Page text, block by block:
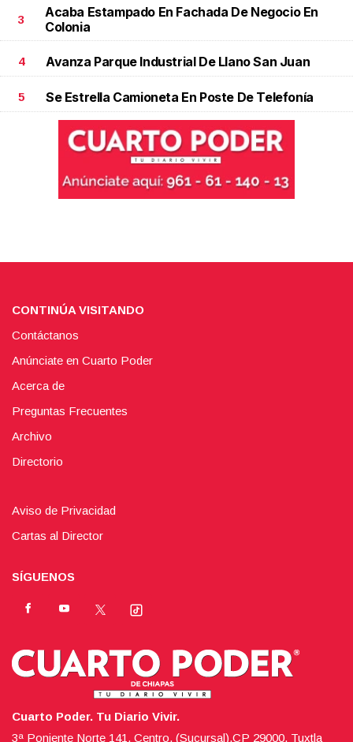
3
Acaba Estampado En Fachada De Negocio En
Colonia
4 Avanza Parque Industrial De Llano San Juan
5 Se Estrella Camioneta En Poste De Telefonía
CONTINÚA VISITANDO
Contáctanos
Anúnciate en Cuarto Poder
Acerca de
Preguntas Frecuentes
Archivo
Directorio
Aviso de Privacidad
Cartas al Director
SÍGUENOS
Cuarto Poder. Tu Diario Vivir.
3ª Poniente Norte 141, Centro, (Sucursal),CP 29000, Tuxtla